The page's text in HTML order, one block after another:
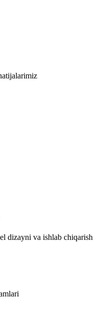
dizayni va ishlab chiqarish